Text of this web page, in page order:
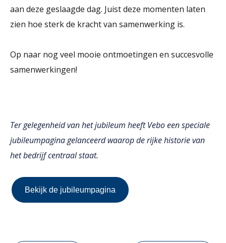
aan deze geslaagde dag. Juist deze momenten laten
zien hoe sterk de kracht van samenwerking is.
Op naar nog veel mooie ontmoetingen en succesvolle
samenwerkingen!
Ter gelegenheid van het jubileum heeft Vebo een speciale
jubileumpagina gelanceerd waarop de rijke historie van
het bedrijf centraal staat.
Bekijk de jubileumpagina